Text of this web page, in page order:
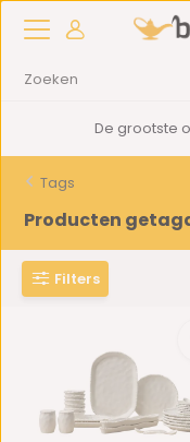
De grootste
Tags
Producten
Filters